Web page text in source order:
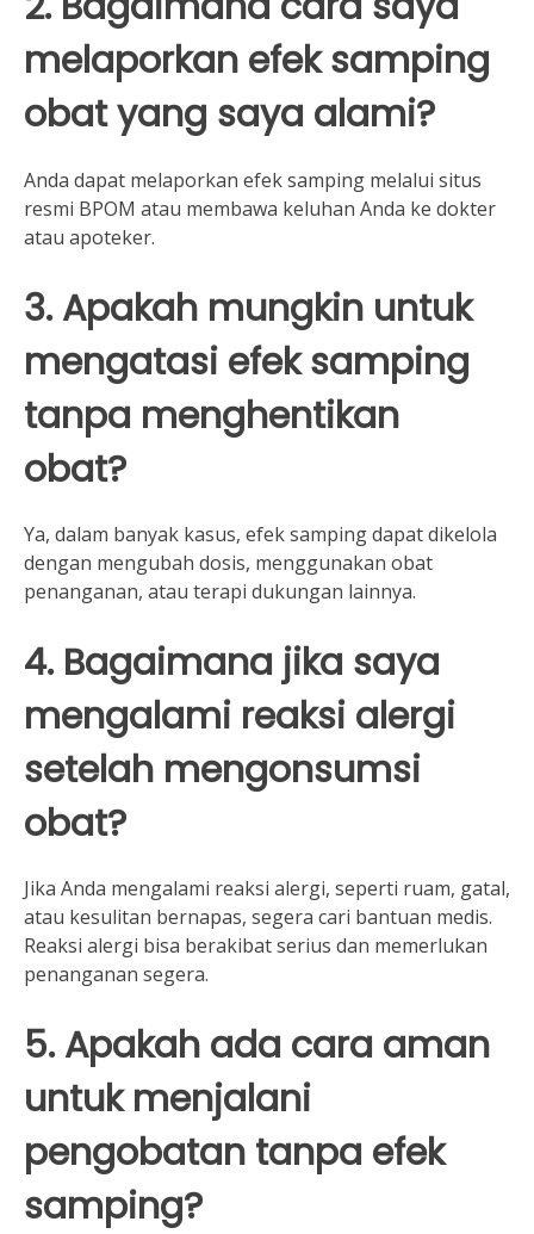
melaporkan efek samping
obat yang saya alami?
Anda dapat melaporkan efek samping melalui situs
resmi BPOM atau membawa keluhan Anda ke dokter
atau apoteker.
3. Apakah mungkin untuk
mengatasi efek samping
tanpa menghentikan
obat?
Ya, dalam banyak kasus, efek samping dapat dikelola
dengan mengubah dosis, menggunakan obat
penanganan, atau terapi dukungan lainnya.
4. Bagaimana jika saya
mengalami reaksi alergi
setelah mengonsumsi
obat?
Jika Anda mengalami reaksi alergi, seperti ruam, gatal,
atau kesulitan bernapas, segera cari bantuan medis.
Reaksi alergi bisa berakibat serius dan memerlukan
penanganan segera.
5. Apakah ada cara aman
untuk menjalani
pengobatan tanpa efek
samping?